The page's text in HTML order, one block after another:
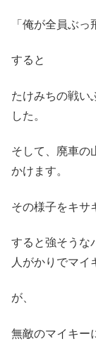
「俺が全員ぶっ
すると
たけみちの戦い
した。
そして、廃車の
かけます。
その様子をキサ
すると強そうな
人がかりでマイ
が、
無敵のマイキー